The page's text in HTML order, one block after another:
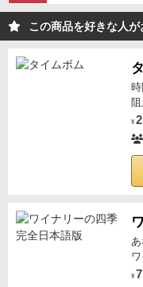
この商品を好きな人
¥
¥